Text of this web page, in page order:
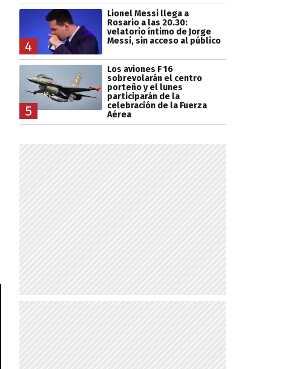
4
Lionel Messi llega a
Rosario a las 20.30:
velatorio íntimo de Jorge
Messi, sin acceso al público
5
Los aviones F 16
sobrevolarán el centro
porteño y el lunes
participarán de la
celebración de la Fuerza
Aérea